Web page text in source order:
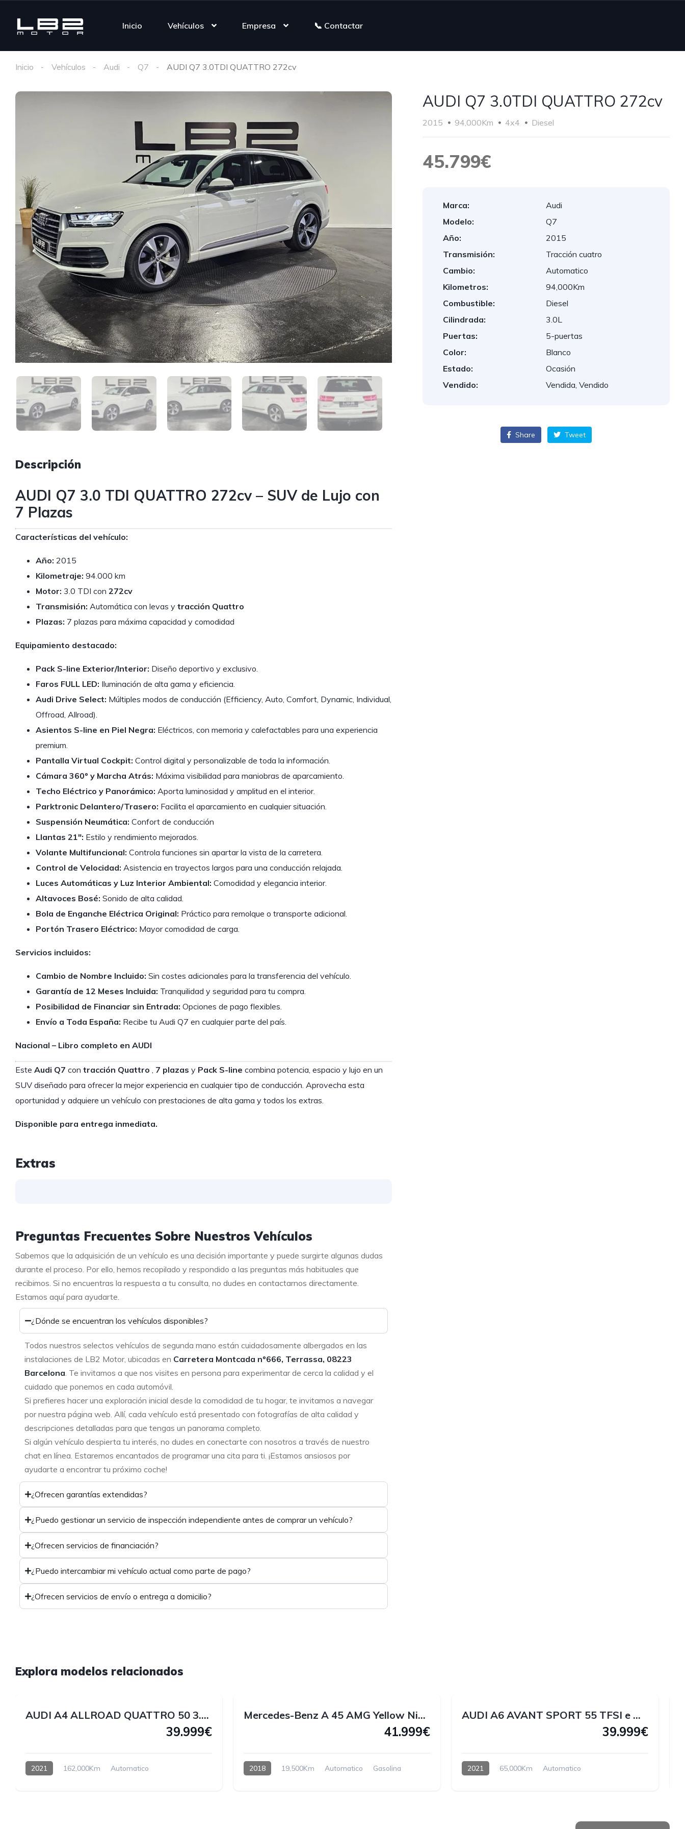
Inicio Vehículos Empresa 📞 Contactar
Inicio Vehículos Audi Q7 AUDI Q7 3.0TDI QUATTRO 272cv
Descripción
AUDI Q7 3.0 TDI QUATTRO 272cv – SUV de Lujo con
7 Plazas
Características del vehículo:
Año: 2015
Kilometraje: 94.000 km
Motor: 3.0 TDI con 272cv
Transmisión: Automática con levas y tracción Quattro
Plazas: 7 plazas para máxima capacidad y comodidad
Equipamiento destacado:
Pack S-line Exterior/Interior: Diseño deportivo y exclusivo.
Faros FULL LED: Iluminación de alta gama y eficiencia.
Audi Drive Select: Múltiples modos de conducción (Efficiency, Auto, Comfort, Dynamic, Individual,
Offroad, Allroad).
Asientos S-line en Piel Negra: Eléctricos, con memoria y calefactables para una experiencia
premium.
Pantalla Virtual Cockpit: Control digital y personalizable de toda la información.
Cámara 360º y Marcha Atrás: Máxima visibilidad para maniobras de aparcamiento.
Techo Eléctrico y Panorámico: Aporta luminosidad y amplitud en el interior.
Parktronic Delantero/Trasero: Facilita el aparcamiento en cualquier situación.
Suspensión Neumática: Confort de conducción
Llantas 21″: Estilo y rendimiento mejorados.
Volante Multifuncional: Controla funciones sin apartar la vista de la carretera.
Control de Velocidad: Asistencia en trayectos largos para una conducción relajada.
Luces Automáticas y Luz Interior Ambiental: Comodidad y elegancia interior.
Altavoces Bosé: Sonido de alta calidad.
Bola de Enganche Eléctrica Original: Práctico para remolque o transporte adicional.
Portón Trasero Eléctrico: Mayor comodidad de carga.
Servicios incluidos:
Cambio de Nombre Incluido: Sin costes adicionales para la transferencia del vehículo.
Garantía de 12 Meses Incluida: Tranquilidad y seguridad para tu compra.
Posibilidad de Financiar sin Entrada: Opciones de pago flexibles.
Envío a Toda España: Recibe tu Audi Q7 en cualquier parte del país.
Nacional – Libro completo en AUDI
Este Audi Q7 con tracción Quattro , 7 plazas y Pack S-line combina potencia, espacio y lujo en un
SUV diseñado para ofrecer la mejor experiencia en cualquier tipo de conducción. Aprovecha esta
oportunidad y adquiere un vehículo con prestaciones de alta gama y todos los extras.
Disponible para entrega inmediata.
Extras
Preguntas Frecuentes Sobre Nuestros Vehículos
Sabemos que la adquisición de un vehículo es una decisión importante y puede surgirte algunas dudas
durante el proceso. Por ello, hemos recopilado y respondido a las preguntas más habituales que
recibimos. Si no encuentras la respuesta a tu consulta, no dudes en contactarnos directamente.
Estamos aquí para ayudarte.
¿Dónde se encuentran los vehículos disponibles?
Todos nuestros selectos vehículos de segunda mano están cuidadosamente albergados en las
instalaciones de LB2 Motor, ubicadas en Carretera Montcada nº666, Terrassa, 08223
Barcelona. Te invitamos a que nos visites en persona para experimentar de cerca la calidad y el
cuidado que ponemos en cada automóvil.
Si prefieres hacer una exploración inicial desde la comodidad de tu hogar, te invitamos a navegar
por nuestra página web. Allí, cada vehículo está presentado con fotografías de alta calidad y
descripciones detalladas para que tengas un panorama completo.
Si algún vehículo despierta tu interés, no dudes en conectarte con nosotros a través de nuestro
chat en línea. Estaremos encantados de programar una cita para ti. ¡Estamos ansiosos por
ayudarte a encontrar tu próximo coche!
¿Ofrecen garantías extendidas?
¿Puedo gestionar un servicio de inspección independiente antes de comprar un vehículo?
¿Ofrecen servicios de financiación?
¿Puedo intercambiar mi vehículo actual como parte de pago?
¿Ofrecen servicios de envío o entrega a domicilio?
AUDI Q7 3.0TDI QUATTRO 272cv
2015 94,000Km 4x4 Diesel
45.799€
Marca:
Audi
Modelo:
Q7
Año:
2015
Transmisión:
Tracción cuatro
Cambio:
Automatico
Kilometros:
94,000Km
Combustible:
Diesel
Cilindrada:
3.0L
Puertas:
5-puertas
Color:
Blanco
Estado:
Ocasión
Vendido:
Vendida, Vendido
Share Tweet
Explora modelos relacionados
1
AUDI A4 ALLROAD QUATTRO 50 3.0 V6 TDI 286 CV
39.999€
2021 162,000Km Automatico
Mercedes-Benz A 45 AMG Yellow Night Edition 4MATIC 381 CV
41.999€
2018 19,500Km Automatico Gasolina
AUDI A6 AVANT SPORT 55 TFSI e QUATTRO 367 CV
39.999€
2021 65,000Km
Automatico